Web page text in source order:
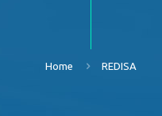
Home REDISA